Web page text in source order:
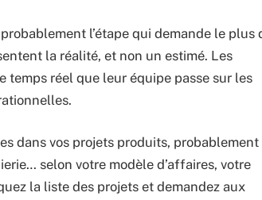
l’étape qui demande le plus
la réalité, et non un estimé. Les
temps réel que leur équipe passe sur les
dans vos projets produits, probablement
selon votre modèle d’affaires, votre
la liste des projets et demandez aux